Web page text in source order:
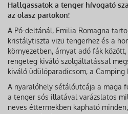
Hallgassatok a tenger hívogató
az olasz partokon!
A Pó-deltánál, Emilia Romagna
kristálytiszta vizű tengerhez és a
környezetben, árnyat adó fák
rengeteg kiváló szolgáltatással
kiváló üdülőparadicsom, a Camping
A nyaralóhely sétálóutcája a maga
a tenger sós illatával varázslatos
neves éttermekben kapható